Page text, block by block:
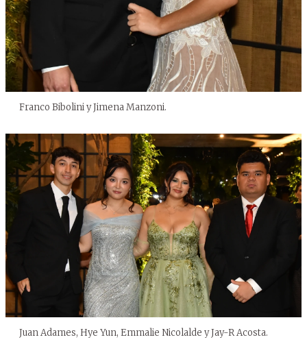
Franco Bibolini y Jimena Manzoni.
Juan Adames, Hye Yun, Emmalie Nicolalde y Jay-R Acosta.